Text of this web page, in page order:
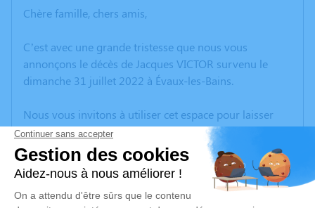
Chère famille, chers amis,
C’est avec une grande tristesse que nous vous
annonçons le décès de Jacques VICTOR survenu le
dimanche 31 juillet 2022 à Évaux-les-Bains.
Nous vous invitons à utiliser cet espace pour laisser
vos condoléances, partager des photos souvenirs, une
anecdote ou exprimer vos pensées à travers des
poèmes ou des textes. Cet endroit est un lieu
d'expression dédié à honorer la mémoire de Jacques
VICTOR.